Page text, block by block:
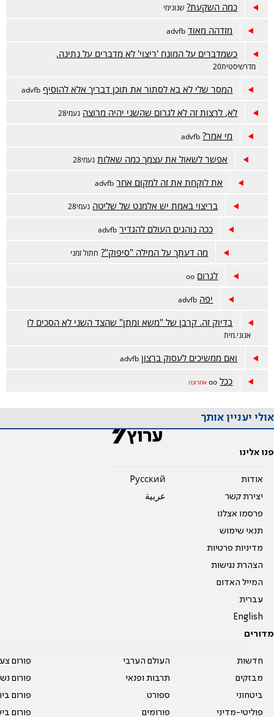
כמה השקעת? שנונימי
מזדהה מאוד advfb
כשמדברים על המונח 'ריצוי' לא מדברים על נתינה.
מדרשיסטית20
המסר שלי לא בא לסתור את תוכן דבריך אלא להוסיף advfb
לא, לרצות זה לא לגרום שהשני יהיה מרוצה נעמי28
מי אמר? advfb
אפשר לשאול את עצמך כמה שאלות נעמי28
את לוקחת את זה למקום אחר advfb
בריצוי באמת יש אלמנט של שליטה נעמי28
ככה נוהגים העולם להגדיר advfb
מה דעתך על המילה "סיפוק"? חתול זמני
לגרום oo
יפה advfb
בדיוק זה. קרבן של "משא ומתן" שהצד השני לא הסכים לו
אנוני.מית
ואם ממשיכים לעסוק ברצון advfb
ככל oo אחרונה
אולי יעניין אותך
פנו אלינו
אודות
יצירת קשר
פרסמו אצלנו
תנאי שימוש
מדיניות פרטיות
הצהרת נגישות
המייל האדום
עברית
English
Pусский
عربية
מדורים
חדשות
מבזקים
ביטחוני
פוליטי-מדיני
העולם הערבי
תרבות ופנאי
ספורט
פורומים
פורום
פורום
פורום
פורום